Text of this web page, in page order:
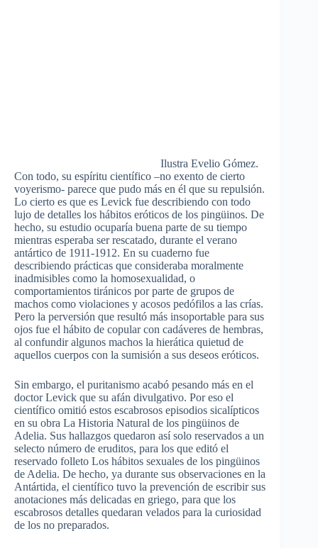
Ilustra Evelio Gómez.
Con todo, su espíritu científico –no exento de cierto
voyerismo- parece que pudo más en él que su repulsión.
Lo cierto es que es Levick fue describiendo con todo
lujo de detalles los hábitos eróticos de los pingüinos. De
hecho, su estudio ocuparía buena parte de su tiempo
mientras esperaba ser rescatado, durante el verano
antártico de 1911-1912. En su cuaderno fue
describiendo prácticas que consideraba moralmente
inadmisibles como la homosexualidad, o
comportamientos tiránicos por parte de grupos de
machos como violaciones y acosos pedófilos a las crías.
Pero la perversión que resultó más insoportable para sus
ojos fue el hábito de copular con cadáveres de hembras,
al confundir algunos machos la hierática quietud de
aquellos cuerpos con la sumisión a sus deseos eróticos.
Sin embargo, el puritanismo acabó pesando más en el
doctor Levick que su afán divulgativo. Por eso el
científico omitió estos escabrosos episodios sicalípticos
en su obra La Historia Natural de los pingüinos de
Adelia. Sus hallazgos quedaron así solo reservados a un
selecto número de eruditos, para los que editó el
reservado folleto Los hábitos sexuales de los pingüinos
de Adelia. De hecho, ya durante sus observaciones en la
Antártida, el científico tuvo la prevención de escribir sus
anotaciones más delicadas en griego, para que los
escabrosos detalles quedaran velados para la curiosidad
de los no preparados.